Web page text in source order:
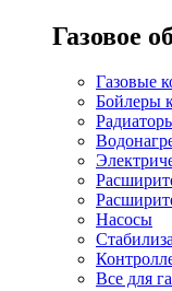
Газовое
Газовые
Бойлеры
Насосы
Все для